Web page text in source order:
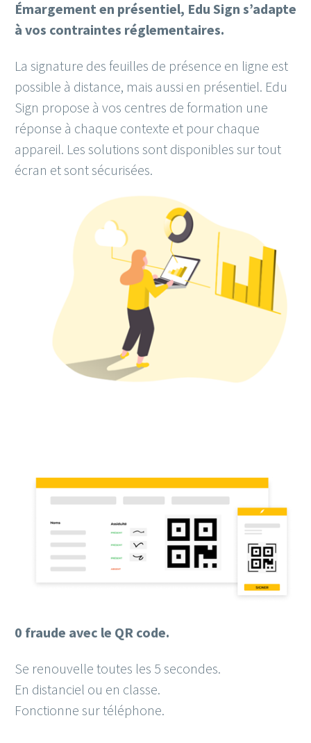
Émargement en présentiel, Edu Sign s’adapte
à vos contraintes réglementaires.
La signature des feuilles de présence en ligne est
possible à distance, mais aussi en présentiel. Edu
Sign propose à vos centres de formation une
réponse à chaque contexte et pour chaque
appareil. Les solutions sont disponibles sur tout
écran et sont sécurisées.
0 fraude avec le QR code.
Se renouvelle toutes les 5 secondes.
En distanciel ou en classe.
Fonctionne sur téléphone.